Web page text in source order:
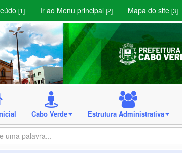
[1] Ir ao Menu principal [2] Mapa do site [3]
Cabo Verde Estrutura Administrativa